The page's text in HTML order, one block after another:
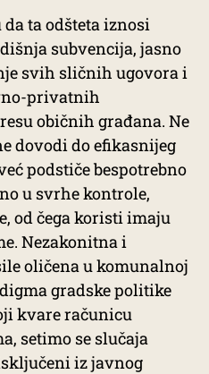
ta odšteta iznosi
subvencija, jasno
svih sličnih ugovora i
privatnih
običnih građana. Ne
dovodi do efikasnijeg
podstiče bespotrebno
u svrhe kontrole,
od čega koristi imaju
Nezakonitna i
oličena u komunalnoj
gradske politike
kvare računicu
setimo se slučaja
iz javnog